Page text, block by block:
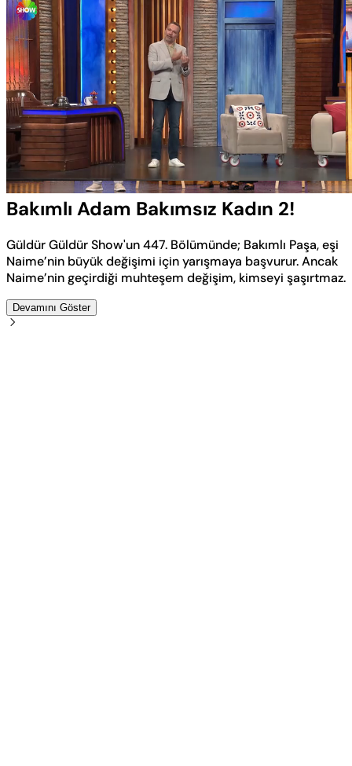
Sesi
Aç
Yüklendi:
4.54%
Oynatma
Hızı
Bakımlı Adam Bakımsız Kadın 2!
Güldür Güldür Show'un 447. Bölümünde; Bakımlı Paşa, eşi
Naime’nin büyük değişimi için yarışmaya başvurur. Ancak
Naime’nin geçirdiği muhteşem değişim, kimseyi şaşırtmaz.
Devamını Göster